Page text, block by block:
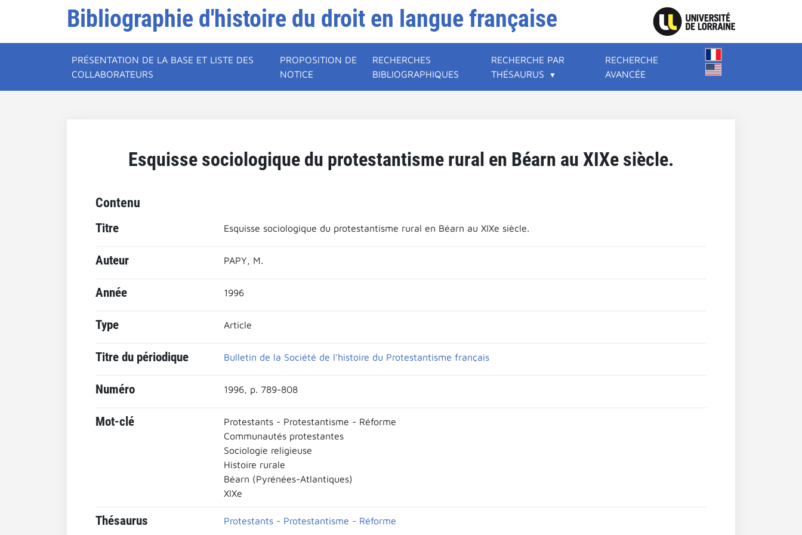
Bibliographie d'histoire du droit en langue française
PRÉSENTATION DE LA BASE ET LISTE DES
COLLABORATEURS
PROPOSITION DE
NOTICE
RECHERCHES
BIBLIOGRAPHIQUES
RECHERCHE PAR
THÉSAURUS
RECHERCHE
AVANCÉE
Esquisse sociologique du protestantisme rural en Béarn au XIXe siècle.
Contenu
Titre Esquisse sociologique du protestantisme rural en Béarn au XIXe siècle.
Auteur PAPY, M.
Année 1996
Type Article
Titre du périodique Bulletin de la Société de l'histoire du Protestantisme français
Numéro 1996, p. 789-808
Mot-clé
Protestants - Protestantisme - Réforme
Communautés protestantes
Sociologie religieuse
Histoire rurale
Béarn (Pyrénées-Atlantiques)
XIXe
Thésaurus
Protestants - Protestantisme - Réforme